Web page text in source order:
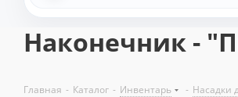
Наконечник -
Главная - Каталог - Инвентарь - Насадки